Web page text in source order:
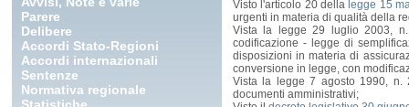
Parere
Delibere
Accordi Stato-Regioni
Accordi internazionali
Sentenze
Normativa regionale
Visto l'articolo 20 della legge 15
urgenti in materia di qualità della
Vista la legge 29 luglio 2003,
codificazione - legge di
disposizioni in materia di
conversione in legge, con
Vista la legge 7 agosto 1990, n.
documenti amministrativi;